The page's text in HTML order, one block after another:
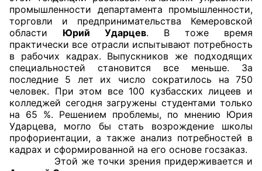
Общественный штаб
Члены ОП КО
Документы ОП КО
Регламент ОП КО
Кодекс этики ОП КО
Положения
промышленности департамента промышленности,
торговли и предпринимательства Кемеровской
области Юрий Ударцев. В тоже время
практически все отрасли испытывают потребность
в рабочих кадрах. Выпускников же подходящих
специальностей становится все меньше. За
последние 5 лет их число сократилось на 750
человек. При этом все 100 кузбасских лицеев и
колледжей сегодня загружены студентами только
на 65 %. Решением проблемы, по мнению Юрия
Ударцева, могло бы стать возрождение школы
профориентации, а также анализ потребностей в
кадрах и сформированной на его основе госзаказ.
Этой же точки зрения придерживается и